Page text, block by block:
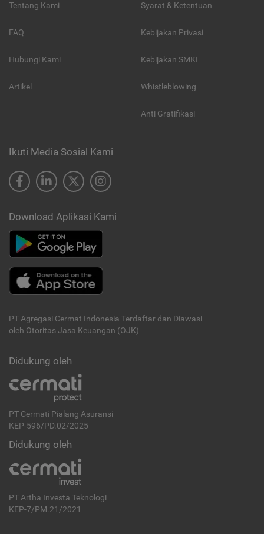
Tentang Kami
FAQ
Hubungi Kami
Artikel
Syarat & Ketentuan
Kebijakan Privasi
Kebijakan SMKI
Whistleblowing
Anti Gratifikasi
Ikuti Media Sosial Kami
Download Aplikasi Kami
PT Agregasi Cermat Indonesia Terdaftar dan Diawasi
oleh Otoritas Jasa Keuangan (OJK)
Didukung oleh
PT Cermati Pialang Asuransi
KEP-596/PD.02/2025
Didukung oleh
PT Artha Investa Teknologi
KEP-7/PM.21/2021